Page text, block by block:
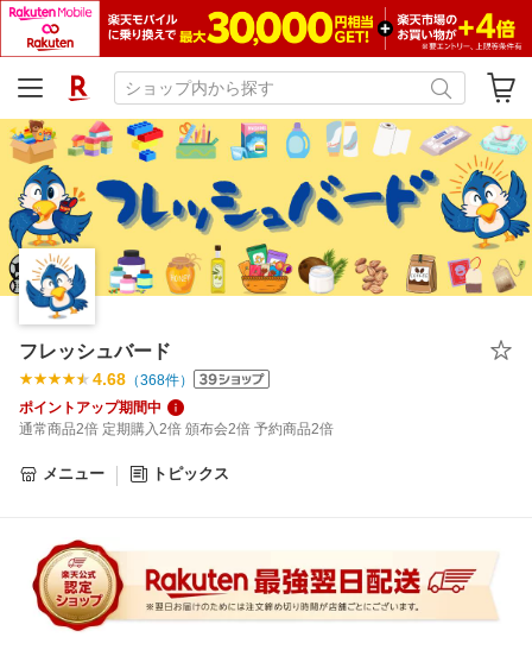
フレッシュバード
4.68 （368件）
ポイントアップ期間中
通常商品2倍 定期購入2倍 頒布会2倍 予約商品2倍
メニュー トピックス